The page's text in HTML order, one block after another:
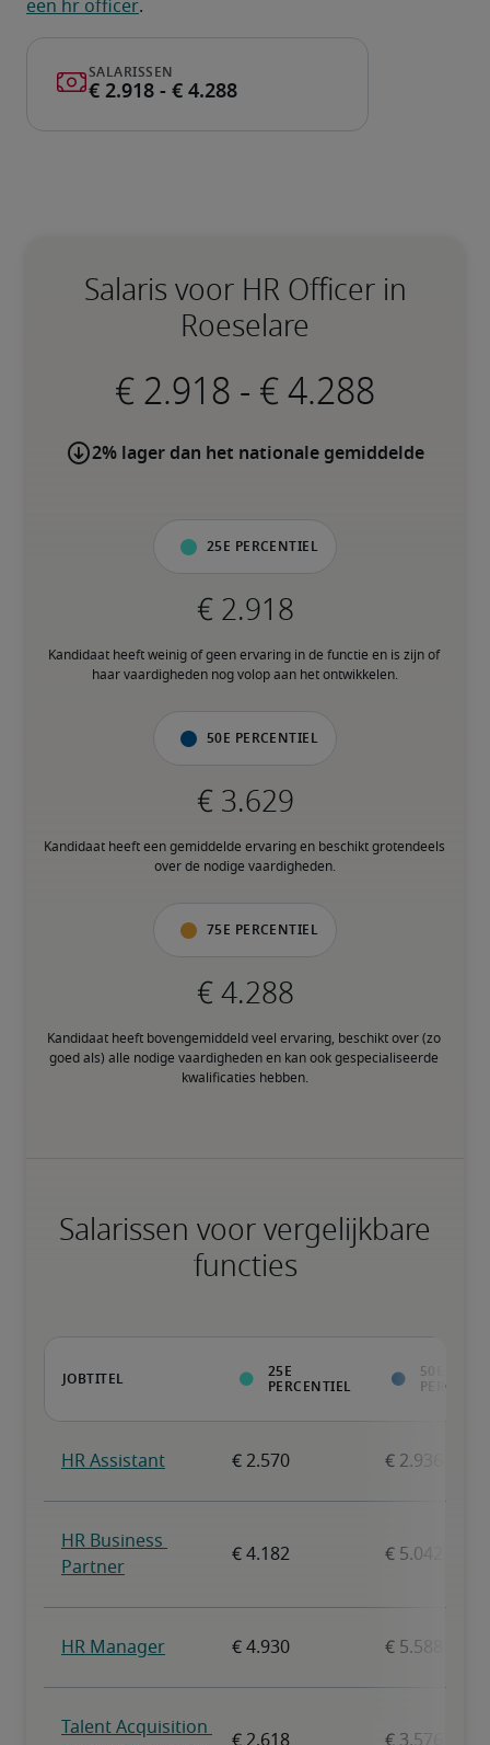
een hr officer.
Salaris voor HR Officer in
Roeselare
-
2% lager dan het nationale gemiddelde
25e percentiel
Kandidaat heeft weinig of geen ervaring in de functie en is zijn of
haar vaardigheden nog volop aan het ontwikkelen.
50e percentiel
Kandidaat heeft een gemiddelde ervaring en beschikt grotendeels
over de nodige vaardigheden.
75e percentiel
Kandidaat heeft bovengemiddeld veel ervaring, beschikt over (zo
goed als) alle nodige vaardigheden en kan ook gespecialiseerde
kwalificaties hebben.
Salarissen voor vergelijkbare
functies